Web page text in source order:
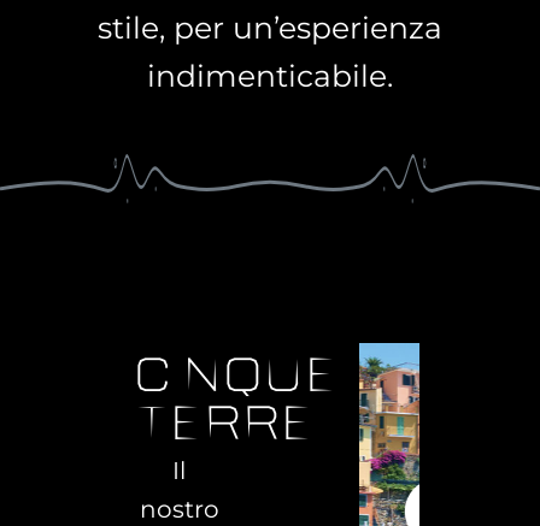
stile, per un’esperienza
indimenticabile.
cinque
terre
Il
nostro